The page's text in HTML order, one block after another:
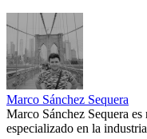
Marco Sánchez Sequera
Marco Sánchez Sequera
especializado en la